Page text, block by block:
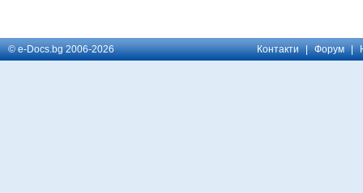
© e-Docs.bg 2006-2026 Контакти | Форум |